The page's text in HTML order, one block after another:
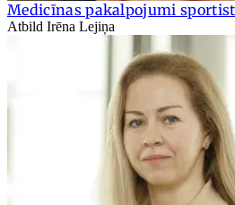
Medicīnas pakalpojumi
Atbild Irēna Lejiņa